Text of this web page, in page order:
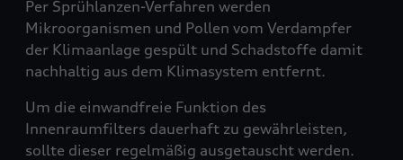
Per Sprühlanzen-Verfahren werden
Mikroorganismen und Pollen vom Verdampfer
der Klimaanlage gespült und Schadstoffe damit
nachhaltig aus dem Klimasystem entfernt.
Um die einwandfreie Funktion des
Innenraumfilters dauerhaft zu gewährleisten,
sollte dieser regelmäßig ausgetauscht werden.